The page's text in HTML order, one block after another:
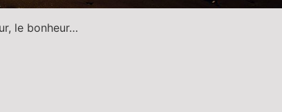
le bonheur…